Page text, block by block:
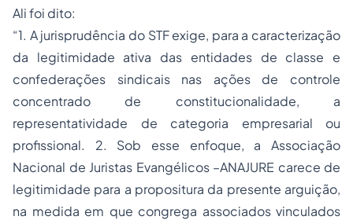
Ali foi dito:
“1. A jurisprudência do STF exige, para a caracterização
da legitimidade ativa das entidades de classe e
confederações sindicais nas ações de controle
concentrado de constitucionalidade, a
representatividade de categoria empresarial ou
profissional. 2. Sob esse enfoque, a Associação
Nacional de Juristas Evangélicos –ANAJURE carece de
legitimidade para a propositura da presente arguição,
na medida em que congrega associados vinculados